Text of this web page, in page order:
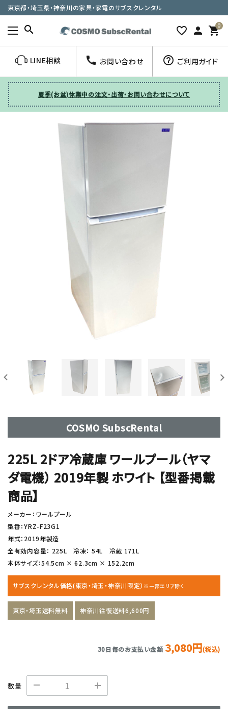
東京都・埼玉県・神奈川の家具・家電のサブスクレンタル
search favorite_border person 0
shopping_cart
LINE相談 call お問い合わせ help_outline ご利用ガイド
夏季(お盆)休業中の注文・出荷・お問い合わせについて
COSMO SubscRental
225L 2ドア冷蔵庫 ワールプール（ヤマ
ダ電機） 2019年製 ホワイト 【型番掲載
商品】
メーカー：ワールプール
型番：YRZ-F23G1
年式：2019年製造
全有効内容量： 225L 冷凍： 54L 冷蔵 171L
本体サイズ：54.5cm × 62.3cm × 152.2cm
サブスクレンタル価格(東京・埼玉・神奈川限定） ※一部エリア除く
東京・埼玉送料無料 神奈川往復送料6,600円
30日毎のお支払い金額 3,080円(税込)
数量